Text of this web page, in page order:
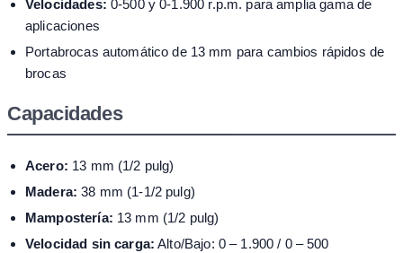
Velocidades: 0-500 y 0-1.900 r.p.m. para amplia gama de
aplicaciones
Portabrocas automático de 13 mm para cambios rápidos de
brocas
Capacidades
Acero: 13 mm (1/2 pulg)
Madera: 38 mm (1-1/2 pulg)
Mampostería: 13 mm (1/2 pulg)
Velocidad sin carga: Alto/Bajo: 0 – 1.900 / 0 – 500